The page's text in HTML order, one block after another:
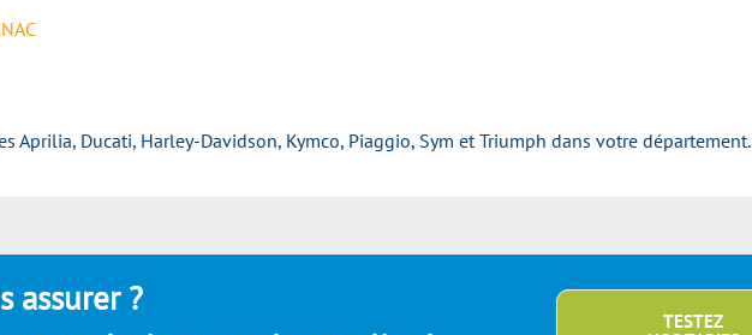
Aprilia, Ducati, Harley-Davidson, Kymco, Piaggio, Sym et Triumph dans votre département.
assurer ?
TESTEZ